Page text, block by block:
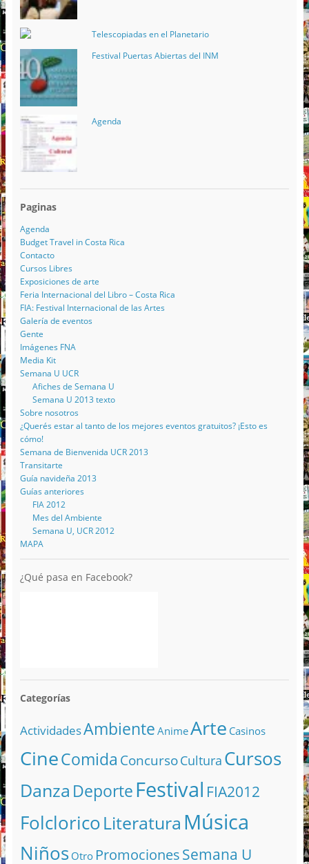
Telescopiadas en el Planetario
Festival Puertas Abiertas del INM
Agenda
Paginas
Agenda
Budget Travel in Costa Rica
Contacto
Cursos Libres
Exposiciones de arte
Feria Internacional del Libro – Costa Rica
FIA: Festival Internacional de las Artes
Galería de eventos
Gente
Imágenes FNA
Media Kit
Semana U UCR
Afiches de Semana U
Semana U 2013 texto
Sobre nosotros
¿Querés estar al tanto de los mejores eventos gratuitos? ¡Esto es
cómo!
Semana de Bienvenida UCR 2013
Transitarte
Guía navideña 2013
Guías anteriores
FIA 2012
Mes del Ambiente
Semana U, UCR 2012
MAPA
¿Qué pasa en Facebook?
Categorías
ActividadesAmbiente AnimeArte Casinos
CineComida ConcursoCultura Cursos
Danza DeporteFestival FIA2012
FolcloricoLiteratura Música
Niños Otro PromocionesSemana U